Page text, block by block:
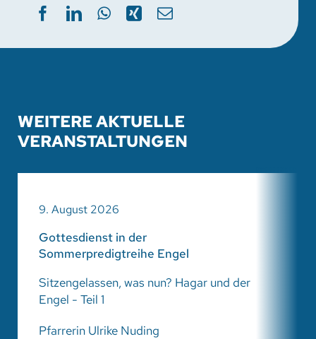
WEITERE AKTUELLE
VERANSTALTUNGEN
9. August 2026
Gottesdienst in der
Sommerpredigtreihe Engel
Sitzengelassen, was nun? Hagar und der
Engel - Teil 1
Pfarrerin Ulrike Nuding